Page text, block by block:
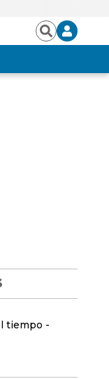
BuscarIniciar
sesión
tiempo -